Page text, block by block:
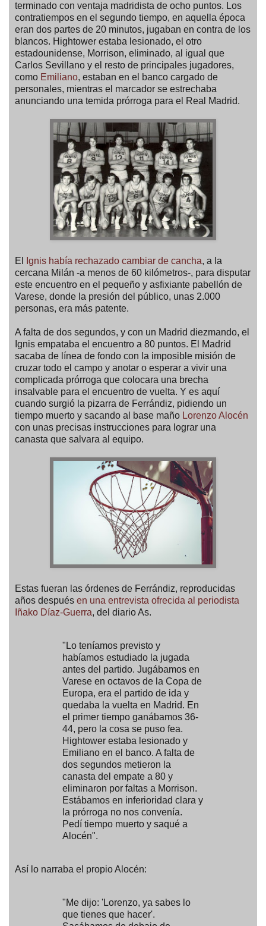
terminado con ventaja madridista de ocho puntos. Los
contratiempos en el segundo tiempo, en aquella época
eran dos partes de 20 minutos, jugaban en contra de los
blancos. Hightower estaba lesionado, el otro
estadounidense, Morrison, eliminado, al igual que
Carlos Sevillano y el resto de principales jugadores,
como Emiliano, estaban en el banco cargado de
personales, mientras el marcador se estrechaba
anunciando una temida prórroga para el Real Madrid.
El Ignis había rechazado cambiar de cancha, a la
cercana Milán -a menos de 60 kilómetros-, para disputar
este encuentro en el pequeño y asfixiante pabellón de
Varese, donde la presión del público, unas 2.000
personas, era más patente.
A falta de dos segundos, y con un Madrid diezmando, el
Ignis empataba el encuentro a 80 puntos. El Madrid
sacaba de línea de fondo con la imposible misión de
cruzar todo el campo y anotar o esperar a vivir una
complicada prórroga que colocara una brecha
insalvable para el encuentro de vuelta. Y es aquí
cuando surgió la pizarra de Ferrándiz, pidiendo un
tiempo muerto y sacando al base maño Lorenzo Alocén
con unas precisas instrucciones para lograr una
canasta que salvara al equipo.
Estas fueran las órdenes de Ferrándiz, reproducidas
años después en una entrevista ofrecida al periodista
Iñako Díaz-Guerra, del diario As.
"Lo teníamos previsto y
habíamos estudiado la jugada
antes del partido. Jugábamos en
Varese en octavos de la Copa de
Europa, era el partido de ida y
quedaba la vuelta en Madrid. En
el primer tiempo ganábamos 36-
44, pero la cosa se puso fea.
Hightower estaba lesionado y
Emiliano en el banco. A falta de
dos segundos metieron la
canasta del empate a 80 y
eliminaron por faltas a Morrison.
Estábamos en inferioridad clara y
la prórroga no nos convenía.
Pedí tiempo muerto y saqué a
Alocén".
Así lo narraba el propio Alocén:
"Me dijo: 'Lorenzo, ya sabes lo
que tienes que hacer'.